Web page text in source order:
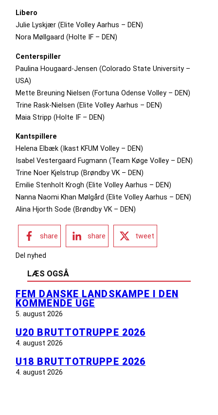
Libero
Julie Lyskjær (Elite Volley Aarhus – DEN)
Nora Møllgaard (Holte IF – DEN)
Centerspiller
Paulina Hougaard-Jensen (Colorado State University –
USA)
Mette Breuning Nielsen (Fortuna Odense Volley – DEN)
Trine Rask-Nielsen (Elite Volley Aarhus – DEN)
Maia Stripp (Holte IF – DEN)
Kantspillere
Helena Elbæk (Ikast KFUM Volley – DEN)
Isabel Vestergaard Fugmann (Team Køge Volley – DEN)
Trine Noer Kjelstrup (Brøndby VK – DEN)
Emilie Stenholt Krogh (Elite Volley Aarhus – DEN)
Nanna Naomi Khan Mølgård (Elite Volley Aarhus – DEN)
Alina Hjorth Sode (Brøndby VK – DEN)
share share tweet
Del nyhed
LÆS OGSÅ
FEM DANSKE LANDSKAMPE I DEN
KOMMENDE UGE
5. august 2026
U20 BRUTTOTRUPPE 2026
4. august 2026
U18 BRUTTOTRUPPE 2026
4. august 2026